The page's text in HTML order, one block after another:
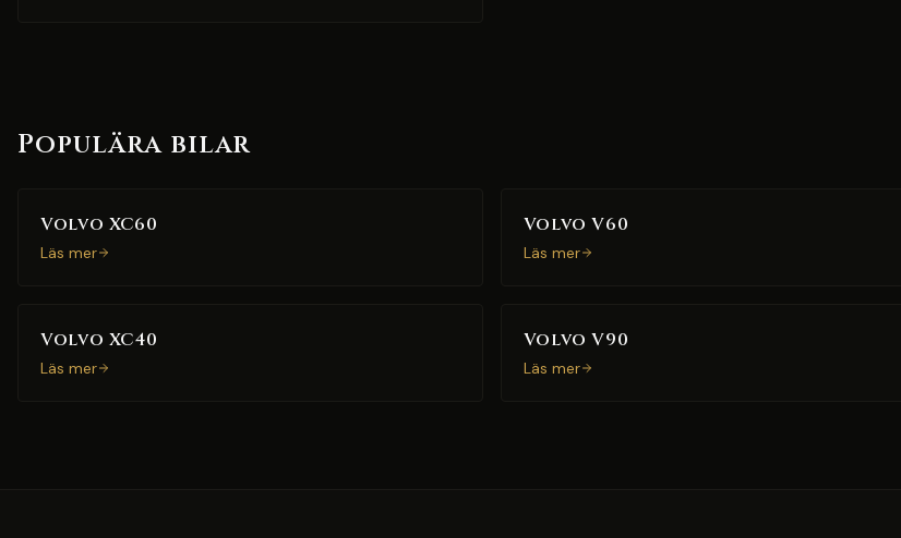
Populära bilar
Volvo XC60
Läs mer
Volvo V60
Läs mer
Volvo XC40
Läs mer
Volvo V90
Läs mer